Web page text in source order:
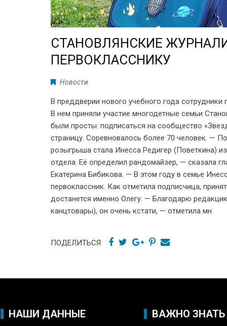
СТАНОВЛЯНСКИЕ
ПЕРВОКЛАССНИКУ
Новости
В преддверии нового учебного года
В нем приняли участие многодетные семьи
были просты: подписаться на сообщество
страницу. Соревновалось более 70 человек. —
розыгрыша стала Инесса Редигер (Поветкина)
отдела. Её определил рандомайзер, — сказала
Екатерина Бибикова. — В этом году в семье
первоклассник. Как отметила подписчица,
достанется именно Олегу. — Благодарю
канцтовары), он очень кстати, — отметила мн
ПОДЕЛИТЬСЯ
НАШИ ДАННЫЕ ВАЖНО ЗНАТЬ